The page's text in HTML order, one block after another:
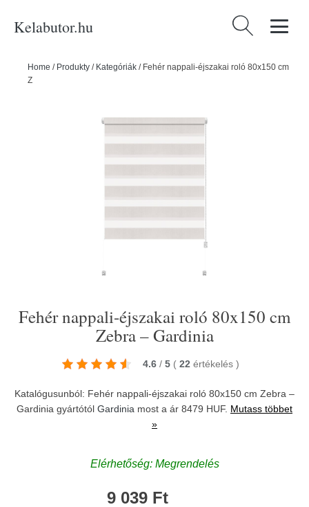
Kelabutor.hu Keresés:
Home / Produkty / Kategóriák / Fehér nappali-éjszakai roló 80x150 cm
Zebra – Gardinia
Fehér nappali-éjszakai roló 80x150 cm
Zebra – Gardinia
4.6 / 5 ( 22 értékelés )
Katalógusunból: Fehér nappali-éjszakai roló 80x150 cm Zebra –
Gardinia gyártótól Gardinia most a ár 8479 HUF. Mutass többet
»
Elérhetőség: Megrendelés
9 039 Ft